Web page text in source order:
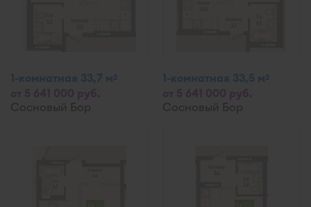
1-комнатная 33,7 м2
Сосновый Бор
1-комнатная 33,5 м2
Сосновый Бор